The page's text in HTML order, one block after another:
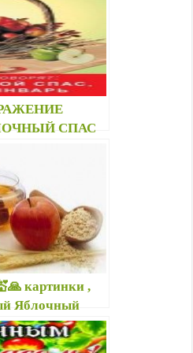
СПАС
Спасом) —
Спасе
картинки ,
Яблочный